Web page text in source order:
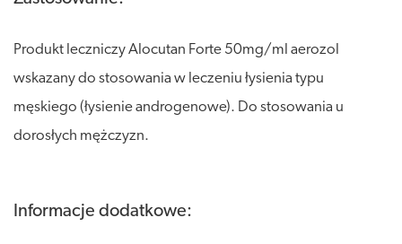
Produkt leczniczy Alocutan Forte 50mg/ml aerozol
wskazany do stosowania w leczeniu łysienia typu
męskiego (łysienie androgenowe). Do stosowania u
dorosłych mężczyzn.
Informacje dodatkowe: